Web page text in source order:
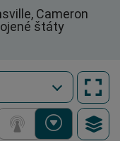
Cameron
štáty